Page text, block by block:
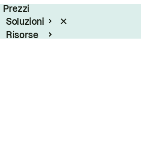
Prezzi
Soluzioni
Risorse